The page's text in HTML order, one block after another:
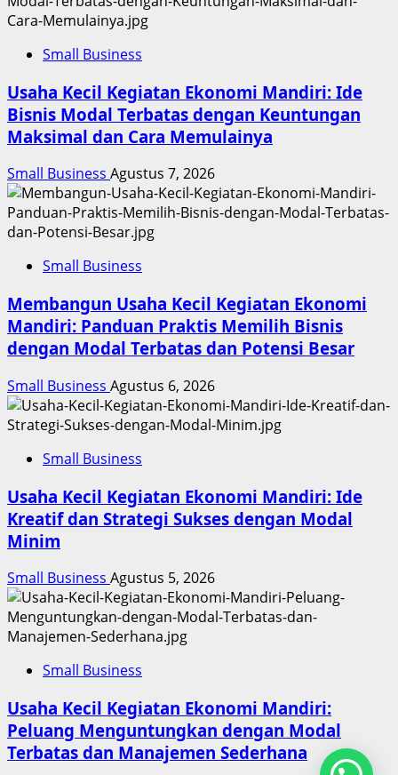
Small Business
Usaha Kecil Kegiatan Ekonomi Mandiri: Ide
Bisnis Modal Terbatas dengan Keuntungan
Maksimal dan Cara Memulainya
Small Business Agustus 7, 2026
Small Business
Membangun Usaha Kecil Kegiatan Ekonomi
Mandiri: Panduan Praktis Memilih Bisnis
dengan Modal Terbatas dan Potensi Besar
Small Business Agustus 6, 2026
Small Business
Usaha Kecil Kegiatan Ekonomi Mandiri: Ide
Kreatif dan Strategi Sukses dengan Modal
Minim
Small Business Agustus 5, 2026
Small Business
Usaha Kecil Kegiatan Ekonomi Mandiri:
Peluang Menguntungkan dengan Modal
Terbatas dan Manajemen Sederhana